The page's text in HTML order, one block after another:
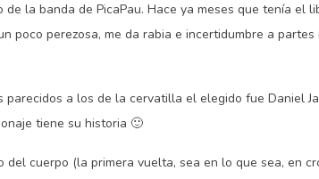
la banda de PicaPau. Hace ya meses que tenía el
poco perezosa, me da rabia e incertidumbre a
parecidos a los de la cervatilla el elegido fue Daniel
tiene su historia 🙂
del cuerpo (la primera vuelta, sea en lo que sea, en